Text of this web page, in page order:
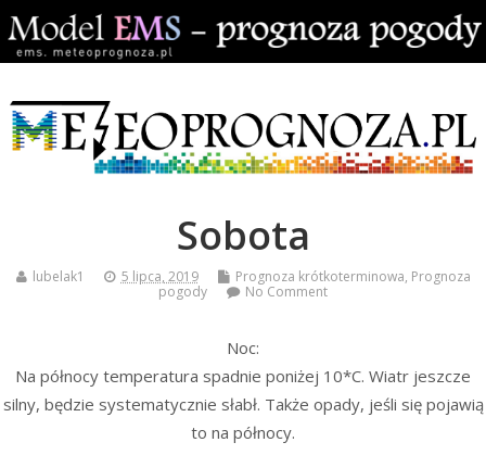
Sobota
lubelak1 5 lipca, 2019 Prognoza krótkoterminowa, Prognoza
pogody
No Comment
Noc:
Na północy temperatura spadnie poniżej 10*C. Wiatr jeszcze
silny, będzie systematycznie słabł. Także opady, jeśli się pojawią
to na północy.